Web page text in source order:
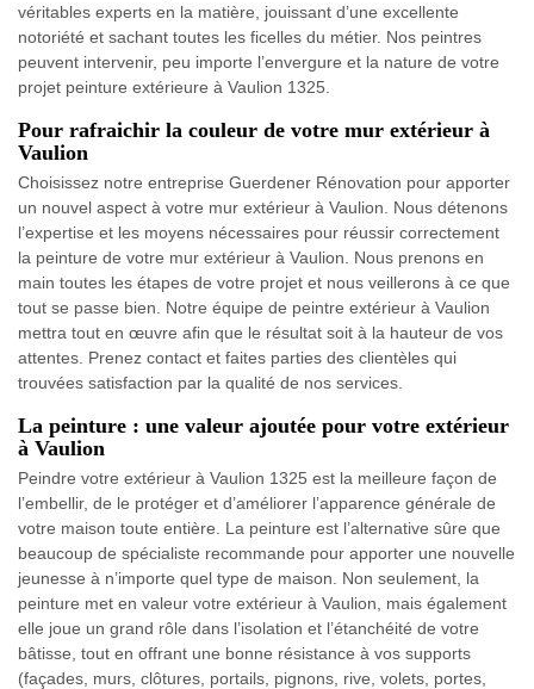
véritables experts en la matière, jouissant d’une excellente
notoriété et sachant toutes les ficelles du métier. Nos peintres
peuvent intervenir, peu importe l’envergure et la nature de votre
projet peinture extérieure à Vaulion 1325.
Pour rafraichir la couleur de votre mur extérieur à
Vaulion
Choisissez notre entreprise Guerdener Rénovation pour apporter
un nouvel aspect à votre mur extérieur à Vaulion. Nous détenons
l’expertise et les moyens nécessaires pour réussir correctement
la peinture de votre mur extérieur à Vaulion. Nous prenons en
main toutes les étapes de votre projet et nous veillerons à ce que
tout se passe bien. Notre équipe de peintre extérieur à Vaulion
mettra tout en œuvre afin que le résultat soit à la hauteur de vos
attentes. Prenez contact et faites parties des clientèles qui
trouvées satisfaction par la qualité de nos services.
La peinture : une valeur ajoutée pour votre extérieur
à Vaulion
Peindre votre extérieur à Vaulion 1325 est la meilleure façon de
l’embellir, de le protéger et d’améliorer l’apparence générale de
votre maison toute entière. La peinture est l’alternative sûre que
beaucoup de spécialiste recommande pour apporter une nouvelle
jeunesse à n’importe quel type de maison. Non seulement, la
peinture met en valeur votre extérieur à Vaulion, mais également
elle joue un grand rôle dans l’isolation et l’étanchéité de votre
bâtisse, tout en offrant une bonne résistance à vos supports
(façades, murs, clôtures, portails, pignons, rive, volets, portes,